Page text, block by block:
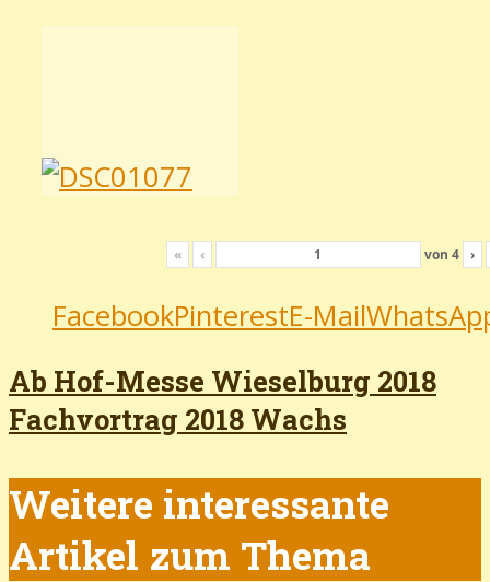
« ‹ von 4 ›
FacebookPinterestE-Mail
Ab Hof-Messe Wieselburg 2018
Fachvortrag 2018 Wachs
Weitere interessante
Artikel zum Thema